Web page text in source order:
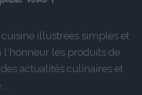
illustrées simples et
l'honneur les produits de
actualités culinaires et